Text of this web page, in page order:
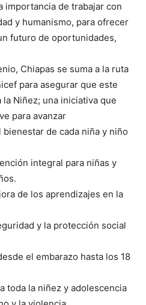
importancia de trabajar con
y humanismo, para ofrecer
futuro de oportunidades,
Chiapas se suma a la ruta
para asegurar que este
Niñez; una iniciativa que
para avanzar
de cada niña y niño
integral para niñas y
de los aprendizajes en la
y la protección social
el embarazo hasta los 18
toda la niñez y adolescencia